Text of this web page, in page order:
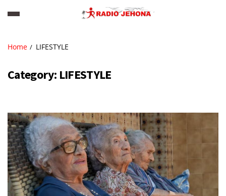
Home LIFESTYLE
Category: LIFESTYLE